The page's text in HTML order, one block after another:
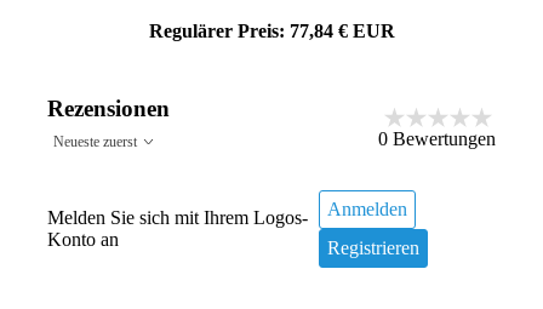
Regulärer Preis: 77,84 € EUR
Rezensionen
Neueste zuerst 0 Bewertungen
Melden Sie sich mit Ihrem Logos-
Konto an
Anmelden
Registrieren